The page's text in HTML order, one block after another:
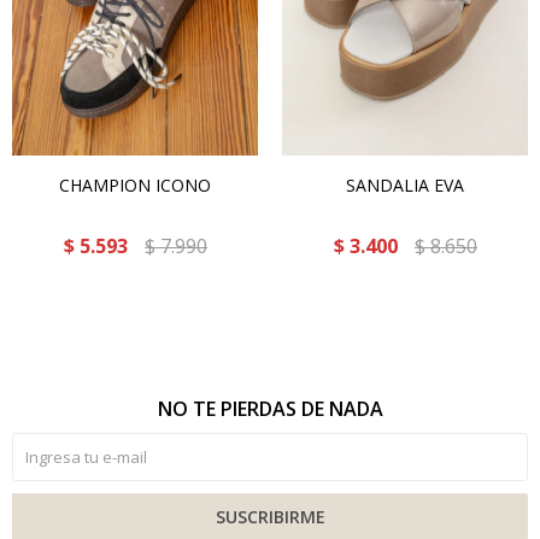
CHAMPION ICONO
$ 5.593 $7.990
SANDALIA EVA
$ 3.400 $8.650
NO TE PIERDAS DE NADA
SUSCRIBIRME